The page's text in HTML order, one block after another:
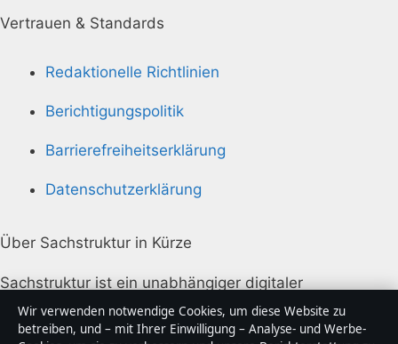
Vertrauen & Standards
Redaktionelle Richtlinien
Berichtigungspolitik
Barrierefreiheitserklärung
Datenschutzerklärung
Über Sachstruktur in Kürze
Sachstruktur ist ein unabhängiger digitaler
Nachrichtenanbieter mit Fokus auf Politik, Wirtschaft,
Technik und Gesellschaft in Deutschland. Jeder Artikel
Wir verwenden notwendige Cookies, um diese Website zu
betreiben, und – mit Ihrer Einwilligung – Analyse- und Werbe-